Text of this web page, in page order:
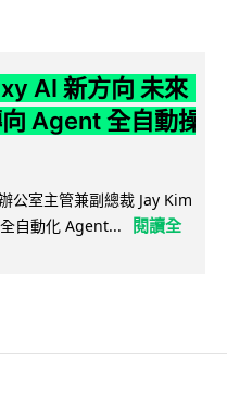
AI 新方向 未來
Agent 全自動操
公室主管兼副總裁 Jay Kim
自動化 Agent...
閱讀全